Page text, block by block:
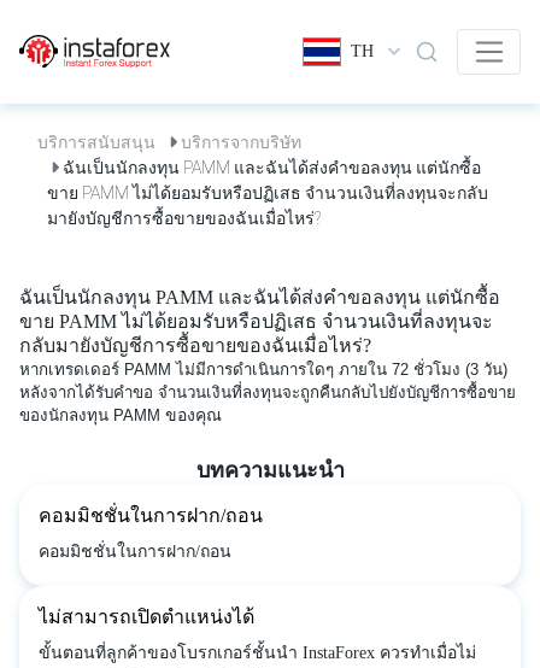
TH
บริการสนับสนุน
บริการจากบริษัท
ฉันเป็นนักลงทุน PAMM และฉันได้ส่งคำขอลงทุน แต่นักซื้อ
ขาย PAMM ไม่ได้ยอมรับหรือปฏิเสธ จำนวนเงินที่ลงทุนจะกลับ
มายังบัญชีการซื้อขายของฉันเมื่อไหร่?
ฉันเป็นนักลงทุน PAMM และฉันได้ส่งคำขอลงทุน แต่นักซื้อ
ขาย PAMM ไม่ได้ยอมรับหรือปฏิเสธ จำนวนเงินที่ลงทุนจะ
กลับมายังบัญชีการซื้อขายของฉันเมื่อไหร่?
หากเทรดเดอร์ PAMM ไม่มีการดำเนินการใดๆ ภายใน 72 ชั่วโมง (3 วัน)
หลังจากได้รับคำขอ จำนวนเงินที่ลงทุนจะถูกคืนกลับไปยังบัญชีการซื้อขาย
ของนักลงทุน PAMM ของคุณ
บทความแนะนำ
คอมมิชชั่นในการฝาก/ถอน
คอมมิชชั่นในการฝาก/ถอน
ไม่สามารถเปิดตำแหน่งได้
ขั้นตอนที่ลูกค้าของโบรกเกอร์ชั้นนำ InstaForex ควรทำเมื่อไม่